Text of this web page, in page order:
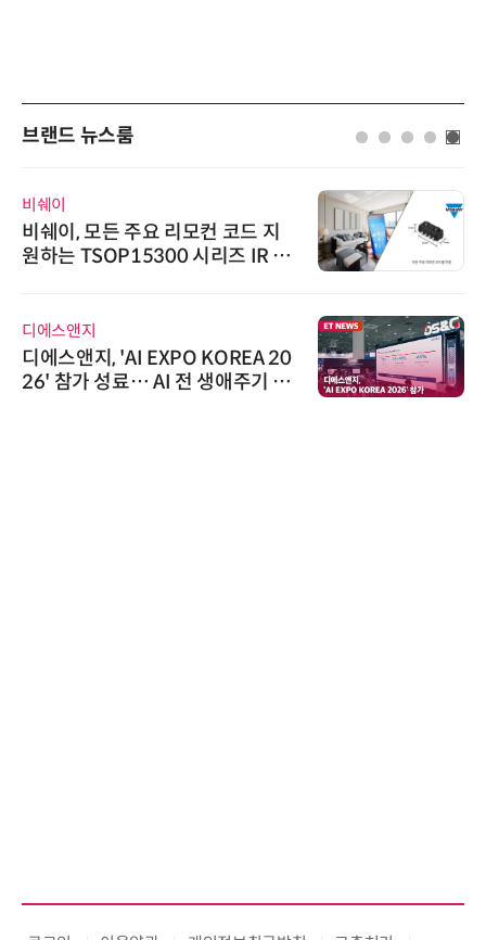
브랜드 뉴스룸
비쉐이
비쉐이, 모든 주요 리모컨 코드 지
원하는 TSOP15300 시리즈 IR 수
디에스앤지
디에스앤지, 'AI EXPO KOREA 20
26' 참가 성료… AI 전 생애주기 아